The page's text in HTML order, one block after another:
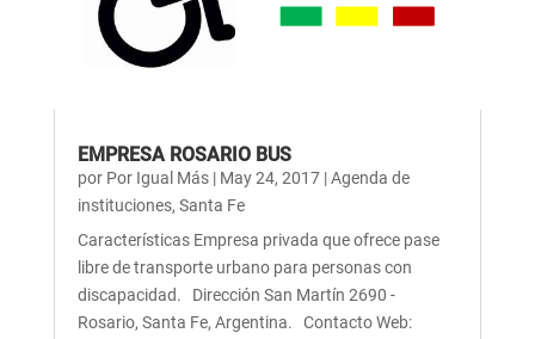
EMPRESA ROSARIO BUS
por Por Igual Más| May 24, 2017|Agenda de
instituciones, Santa Fe
Características Empresa privada que ofrece pase
libre de transporte urbano para personas con
discapacidad. Dirección San Martín 2690 -
Rosario, Santa Fe, Argentina. Contacto Web: